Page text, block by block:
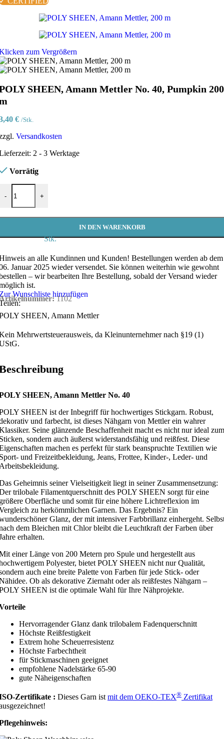
zum Vergrößern
SHEEN, Amann Mettler No. 40, Pumpkin 200
€ /Stk.
Versandkosten
2 - 3 Werktage
Vorrätig
-
SHEEN, Amann Mettler No. 40, Pumpkin 200 m Menge
+
Stk.
IN DEN WARENKORB
an alle Kundinnen und Kunden! Bestellungen werden ab dem
Januar 2025 wieder versendet. Sie können weiterhin wie gewohnt
– wir bearbeiten Ihre Bestellung, sobald der Versand wieder
ist.
Wunschliste hinzufügen
1102
SHEEN, Amann Mettler
Mehrwertsteuerausweis, da Kleinunternehmer nach §19 (1)
SHEEN, Amann Mettler No. 40
SHEEN ist der Inbegriff für hochwertiges Stickgarn. Robust,
und farbecht, ist dieses Nähgarn von Mettler ein wahrer
Seine glänzende Beschaffenheit macht es nicht nur ideal zum
sondern auch äußerst widerstandsfähig und reißfest. Diese
machen es perfekt für stark beanspruchte Textilien wie
und Freizeitbekleidung, Jeans, Frottee, Kinder-, Leder- und
Geheimnis seiner Vielseitigkeit liegt in seiner Zusammensetzung:
trilobale Filamentquerschnitt des POLY SHEEN sorgt für eine
Oberfläche und somit für eine höhere Lichtreflexion im
zu herkömmlichen Garnen. Das Ergebnis? Ein
Glanz, der mit intensiver Farbbrillanz einhergeht.
dem Bleichen mit Chlor bleibt die Leuchtkraft der Farben über
erhalten.
einer Länge von 200 Metern pro Spule und hergestellt aus
Polyester, bietet POLY SHEEN nicht nur Qualität,
auch eine breite Palette von Farben für jede Stick- oder
Ob als dekorative Ziernaht oder als reißfestes Nähgarn –
SHEEN ist die optimale Wahl für Ihre Nähprojekte.
Hervorragender Glanz dank trilobalem Fadenquerschnitt
Höchste Reißfestigkeit
Extrem hohe Scheuerresistenz
Höchste Farbechtheit
für Stickmaschinen geeignet
empfohlene Nadelstärke 65-90
gute Näheigenschaften
Zertifikate : Dieses Garn ist mit dem OEKO-TEX® Zertifikat